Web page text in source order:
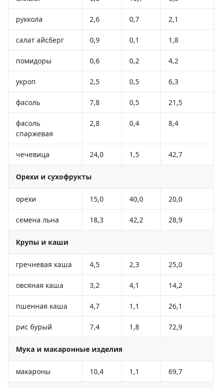
руккола 2,6 0,7 2,1
салат айсберг 0,9 0,1 1,8
помидоры 0,6 0,2 4,2
укроп 2,5 0,5 6,3
фасоль 7,8 0,5 21,5
фасоль
спаржевая
2,8 0,4 8,4
чечевица 24,0 1,5 42,7
Орехи и сухофрукты
орехи 15,0 40,0 20,0
семена льна 18,3 42,2 28,9
Крупы и каши
гречневая каша 4,5 2,3 25,0
овсяная каша 3,2 4,1 14,2
пшенная каша 4,7 1,1 26,1
рис бурый 7,4 1,8 72,9
Мука и макаронные изделия
макароны 10,4 1,1 69,7